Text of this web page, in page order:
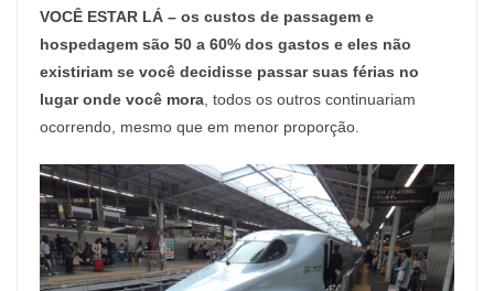
VOCÊ ESTAR LÁ – os custos de passagem e
hospedagem são 50 a 60% dos gastos e eles não
existiriam se você decidisse passar suas férias no
lugar onde você mora , todos os outros continuariam
ocorrendo, mesmo que em menor proporção.